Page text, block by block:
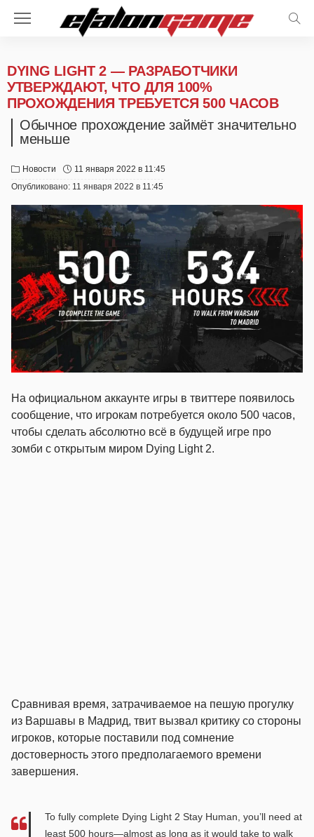
DYING LIGHT 2 — РАЗРАБОТЧИКИ
УТВЕРЖДАЮТ, ЧТО ДЛЯ 100%
ПРОХОЖДЕНИЯ ТРЕБУЕТСЯ 500 ЧАСОВ
Обычное прохождение займёт значительно
меньше
Новости
11 января 2022 в 11:45
Опубликовано: 11 января 2022 в 11:45
На официальном аккаунте игры в твиттере появилось
сообщение, что игрокам потребуется около 500 часов,
чтобы сделать абсолютно всё в будущей игре про
зомби с открытым миром Dying Light 2.
Сравнивая время, затрачиваемое на пешую прогулку
из Варшавы в Мадрид, твит вызвал критику со стороны
игроков, которые поставили под сомнение
достоверность этого предполагаемого времени
завершения.
To fully complete Dying Light 2 Stay Human, you’ll need at
least 500 hours—almost as long as it would take to walk